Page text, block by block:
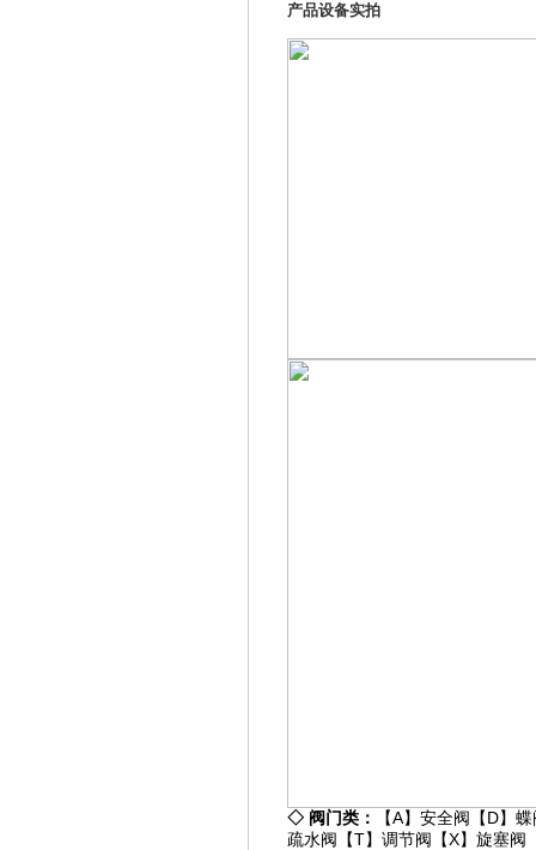
产品设备实拍
◇ 阀门类： 【A】 安全阀 【D】 蝶
疏水阀 【T】 调节阀 【X】 旋塞阀